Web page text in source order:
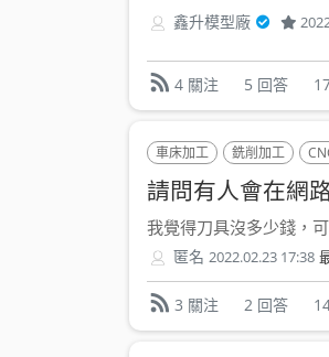
鑫升模型廠
4 關注 5 回答
車床加工 銑削加工
請問有人會在網
我覺得刀具沒多少錢，
匿名 2022.02.23 17:38
3 關注 2 回答